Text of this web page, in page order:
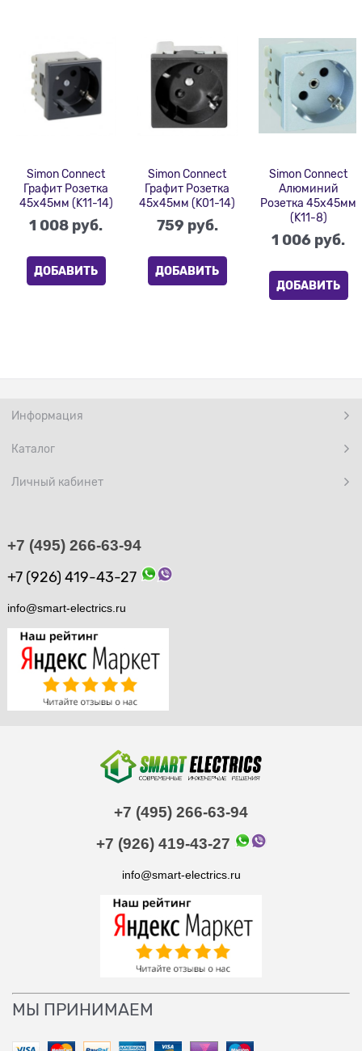
Simon Connect
Графит Розетка
45х45мм (K11-14)
1 008 руб.
ДОБАВИТЬ
Simon Connect
Графит Розетка
45х45мм (K01-14)
759 руб.
ДОБАВИТЬ
Simon Connect
Алюминий
Розетка 45х45мм
(K11-8)
1 006 руб.
ДОБАВИТЬ
Информация
Каталог
Личный кабинет
+7 (495) 266-63-94
+7 (926) 419-43-27
info@smart-electrics.ru
+7 (495) 266-63-94
+7 (926) 419-43-27
info@smart-electrics.ru
МЫ ПРИНИМАЕМ